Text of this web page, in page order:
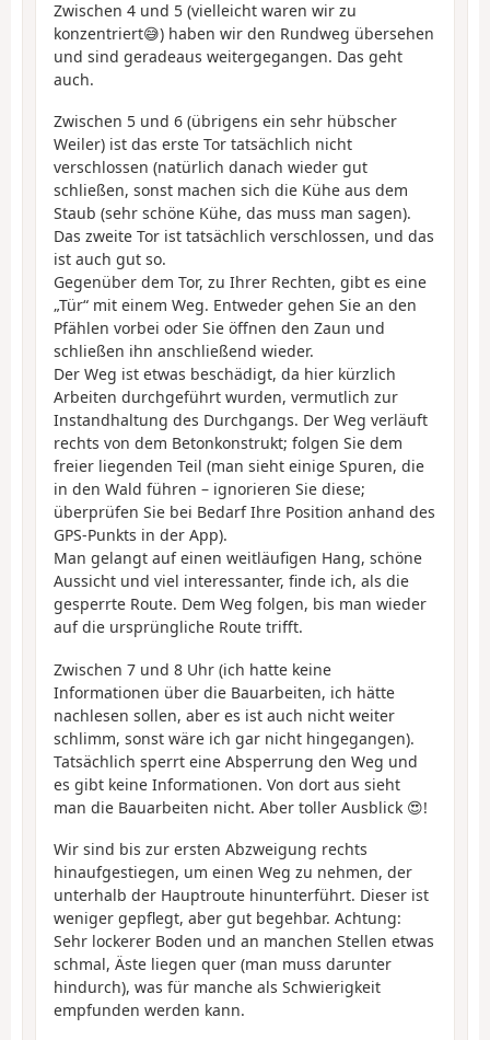
Zwischen 4 und 5 (vielleicht waren wir zu
konzentriert😅) haben wir den Rundweg übersehen
und sind geradeaus weitergegangen. Das geht
auch.
Zwischen 5 und 6 (übrigens ein sehr hübscher
Weiler) ist das erste Tor tatsächlich nicht
verschlossen (natürlich danach wieder gut
schließen, sonst machen sich die Kühe aus dem
Staub (sehr schöne Kühe, das muss man sagen).
Das zweite Tor ist tatsächlich verschlossen, und das
ist auch gut so.
Gegenüber dem Tor, zu Ihrer Rechten, gibt es eine
„Tür“ mit einem Weg. Entweder gehen Sie an den
Pfählen vorbei oder Sie öffnen den Zaun und
schließen ihn anschließend wieder.
Der Weg ist etwas beschädigt, da hier kürzlich
Arbeiten durchgeführt wurden, vermutlich zur
Instandhaltung des Durchgangs. Der Weg verläuft
rechts von dem Betonkonstrukt; folgen Sie dem
freier liegenden Teil (man sieht einige Spuren, die
in den Wald führen – ignorieren Sie diese;
überprüfen Sie bei Bedarf Ihre Position anhand des
GPS-Punkts in der App).
Man gelangt auf einen weitläufigen Hang, schöne
Aussicht und viel interessanter, finde ich, als die
gesperrte Route. Dem Weg folgen, bis man wieder
auf die ursprüngliche Route trifft.
Zwischen 7 und 8 Uhr (ich hatte keine
Informationen über die Bauarbeiten, ich hätte
nachlesen sollen, aber es ist auch nicht weiter
schlimm, sonst wäre ich gar nicht hingegangen).
Tatsächlich sperrt eine Absperrung den Weg und
es gibt keine Informationen. Von dort aus sieht
man die Bauarbeiten nicht. Aber toller Ausblick 😍!
Wir sind bis zur ersten Abzweigung rechts
hinaufgestiegen, um einen Weg zu nehmen, der
unterhalb der Hauptroute hinunterführt. Dieser ist
weniger gepflegt, aber gut begehbar. Achtung:
Sehr lockerer Boden und an manchen Stellen etwas
schmal, Äste liegen quer (man muss darunter
hindurch), was für manche als Schwierigkeit
empfunden werden kann.